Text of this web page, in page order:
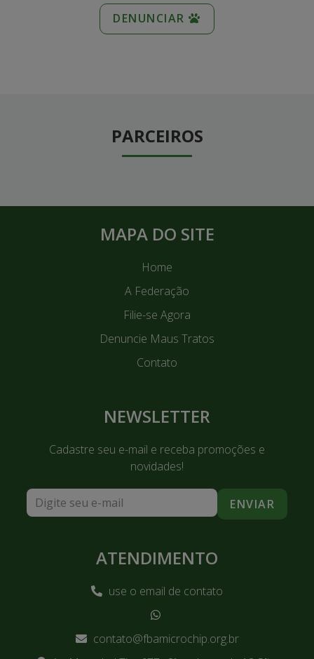
DENUNCIAR
PARCEIROS
MAPA DO SITE
Home
A Federação
Filie-se Agora
Denuncie Maus Tratos
Contato
NEWSLETTER
Cadastre seu e-mail e receba promoções e
novidades!
ENVIAR
ATENDIMENTO
use o email de contato
contato@fbamicrochip.org.br